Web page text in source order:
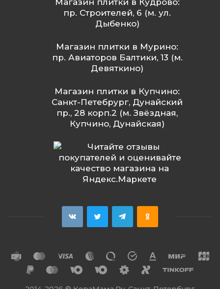
Магазин плитки в Кудрово:
пр. Строителей, 6 (м. ул.
Дыбенко)
Магазин плитки в Мурино:
пр. Авиаторов Балтики, 13 (м.
Девяткино)
Магазин плитки в Купчино:
Санкт-Петебрург, Дунайский
пр., 28 корп.2 (м. Звёздная,
Купчино, Дунайская)